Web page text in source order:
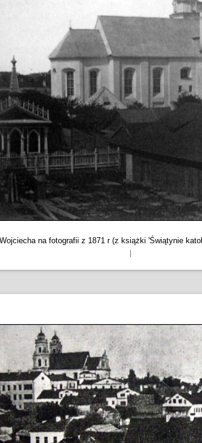
na fotografii z 1871 r (z książki 'Świątynie